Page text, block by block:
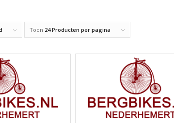
Toon 24 Producten per pagina